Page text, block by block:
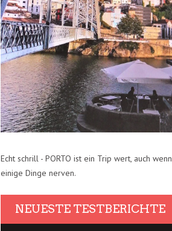
Echt schrill - PORTO ist ein Trip wert, auch wenn
einige Dinge nerven.
NEUESTE TESTBERICHTE